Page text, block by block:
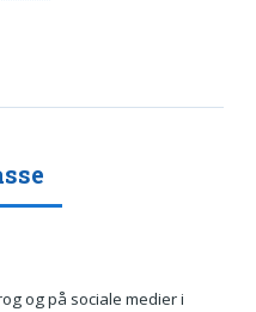
og på sociale medier i